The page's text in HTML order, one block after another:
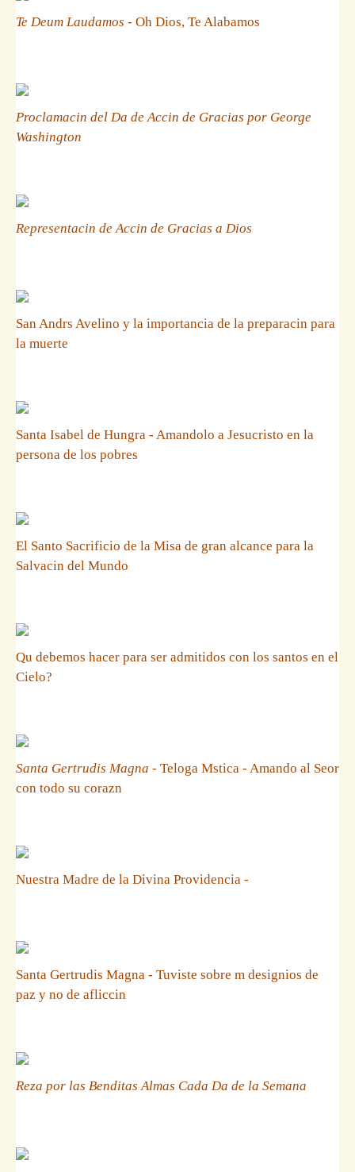
Te Deum Laudamos - Oh Dios, Te Alabamos
Proclamacin del Da de Accin de Gracias por George
Washington
Representacin de Accin de Gracias a Dios
San Andrs Avelino y la importancia de la preparacin para
la muerte
Santa Isabel de Hungra - Amandolo a Jesucristo en la
persona de los pobres
El Santo Sacrificio de la Misa de gran alcance para la
Salvacin del Mundo
Qu debemos hacer para ser admitidos con los santos en el
Cielo?
Santa Gertrudis Magna - Teloga Mstica - Amando al Seor
con todo su corazn
Nuestra Madre de la Divina Providencia -
Santa Gertrudis Magna - Tuviste sobre m designios de
paz y no de afliccin
Reza por las Benditas Almas Cada Da de la Semana